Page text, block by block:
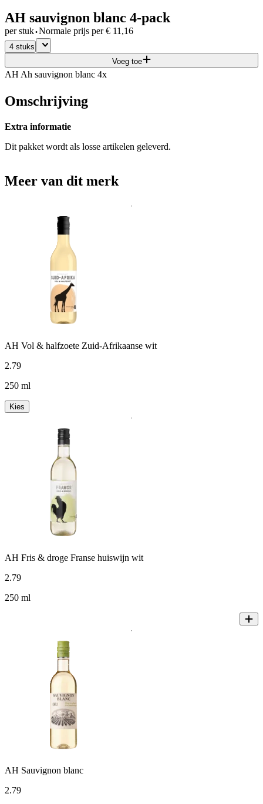
AH sauvignon blanc 4-pack
per stuk·Normale prijs per € 11,16
4 stuks
Voeg toe
AH Ah sauvignon blanc 4x
Omschrijving
Extra informatie
Dit pakket wordt als losse artikelen geleverd.
Meer van dit merk
AH Vol & halfzoete Zuid-Afrikaanse wit
2.79
250 ml
Kies
AH Fris & droge Franse huiswijn wit
2.79
250 ml
AH Sauvignon blanc
2.79